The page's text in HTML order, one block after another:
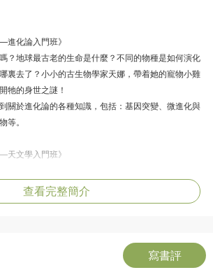
進化論入門班》
？地球最古老的生命是什麼？不同的物種是如何演化
裏去了？小小的古生物學家天娜，帶着她的寵物小雞
牠的身世之謎！
關於進化論的各種知識，包括：基因突變、微進化與
等。
天文學入門班》
呢？小小的太空人天娜，乘搭她專用的火箭飛沖天，
——遺傳學入門班》
查看完整簡介
寫書評